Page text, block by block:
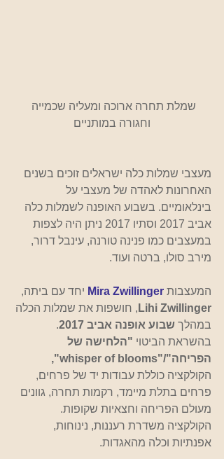
שמלת תחרה ארוכה ומעליה שכמייה
וחגורה במותניים
מעצבי שמלות כלה ישראלים זוכים בשנים
האחרונות לאהדה של מעצבי על
בינלאומיים. בשבוע האופנה לשמלות כלה
אביב 2017 וסתיו 2017 ניתן היה לצפות
במעצבים כמו פנינה טורנה, עינבל דרור,
מירב סולו, ברטה ועוד.
המעצבות Mira Zwillinger יחד עם ביתה,
Lihi Zwillinger , חושפות את שמלות הכלה
במהלך שבוע אופנה אביב 2017
.
בהשראת הביטוי "הלחישה של
הפריחה"/"whisper of blooms",
הקולקציה כוללת עבודות יד של פרחים,
פרחים בתלת מיימד, רקמות תחרה, גוונים
מעולם הפריחה וחצאיות שקופות.
הקולקציה משדרת רעננות, נינוחות,
אפנתיות וכלה מהאגדות.